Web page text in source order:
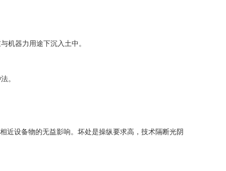
机器力用途下沉入土中。
。
近设备物的无益影响。坏处是操纵要求高，技术隔断光阴